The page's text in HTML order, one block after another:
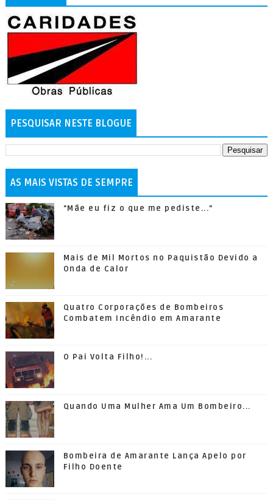
PESQUISAR NESTE BLOGUE
AS MAIS VISTAS DE SEMPRE
"Mãe eu fiz o que me pediste..."
Mais de Mil Mortos no Paquistão Devido a
Onda de Calor
Quatro Corporações de Bombeiros
Combatem Incêndio em Amarante
O Pai Volta Filho!...
Quando Uma Mulher Ama Um Bombeiro...
Bombeira de Amarante Lança Apelo por
Filho Doente